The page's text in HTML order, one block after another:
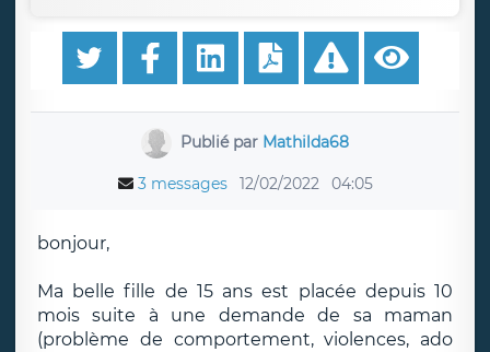
Publié par Mathilda68
3 messages 12/02/2022 04:05
bonjour,
Ma belle fille de 15 ans est placée depuis 10
mois suite à une demande de sa maman
(problème de comportement, violences, ado